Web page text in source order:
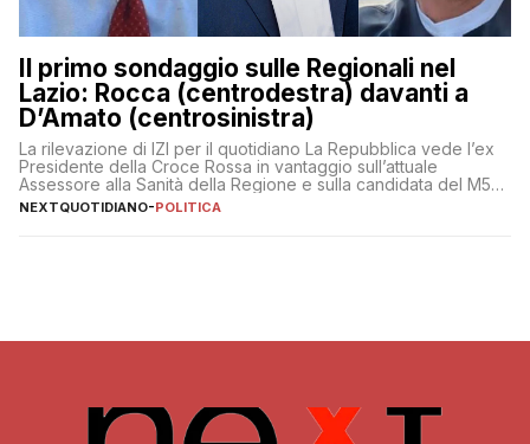
Il primo sondaggio sulle Regionali nel
Lazio: Rocca (centrodestra) davanti a
D’Amato (centrosinistra)
La rilevazione di IZI per il quotidiano La Repubblica vede l’ex
Presidente della Croce Rossa in vantaggio sull’attuale
Assessore alla Sanità della Regione e sulla candidata del M5S
Donatella Bianchi
NEXTQUOTIDIANO-POLITICA